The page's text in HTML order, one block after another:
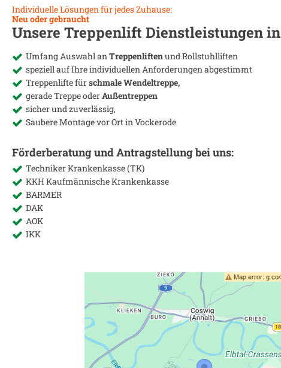
Individuelle Lösungen für jedes Zuhause:
Neu oder gebraucht
Unsere Treppenlift Dienstleistungen in
Umfang Auswahl an Treppenliftenund Rollstuhlliften
speziell auf Ihre individuellen Anforderungen abgestimmt
Treppenlifte fürschmale Wendeltreppe,
gerade Treppe oderAußentreppen
sicher und zuverlässig,
Saubere Montage vor Ort in Vockerode
Förderberatung und Antragstellung bei uns:
Techniker Krankenkasse (TK)
KKH Kaufmännische Krankenkasse
BARMER
DAK
AOK
IKK